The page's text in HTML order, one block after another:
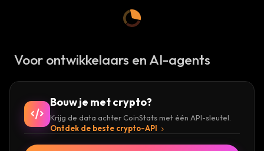
Voor ontwikkelaars en AI-agents
Bouw je met crypto?
Krijg de data achter CoinStats met één API-sleutel.
Ontdek de beste crypto-API